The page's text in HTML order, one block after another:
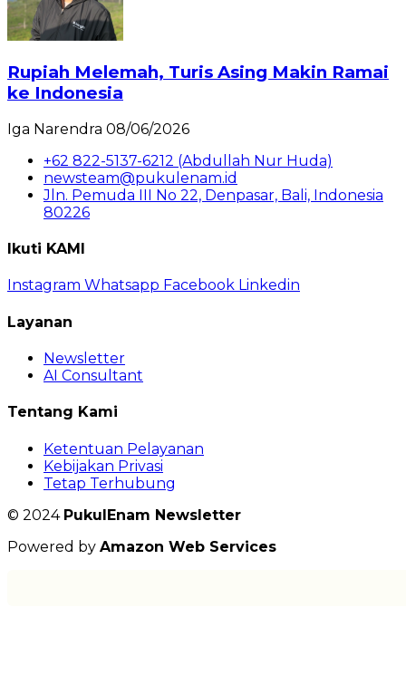
Rupiah Melemah, Turis Asing Makin Ramai
ke Indonesia
Iga Narendra 08/06/2026
+62 822-5137-6212 (Abdullah Nur Huda)
newsteam@pukulenam.id
Jln. Pemuda III No 22, Denpasar, Bali, Indonesia
80226
Ikuti KAMI
Instagram Whatsapp Facebook Linkedin
Layanan
Newsletter
AI Consultant
Tentang Kami
Ketentuan Pelayanan
Kebijakan Privasi
Tetap Terhubung
© 2024 PukulEnam Newsletter
Powered by Amazon Web Services